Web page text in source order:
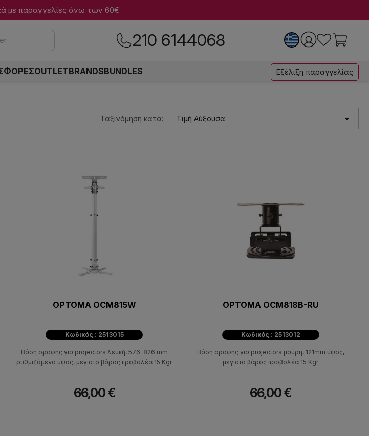
με παραγγελίες άνω των 60€
210 6144068
OUTLETBRANDSBUNDLES Εξέλιξη παραγγελίας
Ταξινόμηση κατά: Τιμή Αύξουσα 
OPTOMA OCM815W
Κωδικός : 2513015
Βάση oροφής για projectors λευκή, 576-826 mm
ρυθμιζόμενο ύψος, μεγιστο βάρος προβολέα 15 Kgr
66,00 €
OPTOMA OCM818B-RU
Κωδικός : 2513012
Βάση oροφής για projectors μαύρη, 121mm ύψος,
μεγιστο βάρος προβολέα 15 Kgr
66,00 €